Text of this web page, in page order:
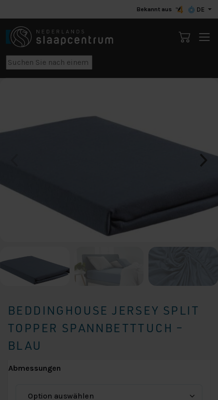
Bekannt aus DE
BEDDINGHOUSE JERSEY SPLIT
TOPPER SPANNBETTTUCH –
BLAU
Abmessungen